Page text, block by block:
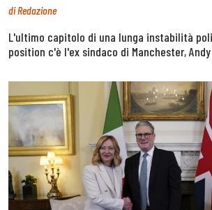
diRedazione
L'ultimo capitolo di una lunga instabilità
position c'è l'ex sindaco di Manchester,